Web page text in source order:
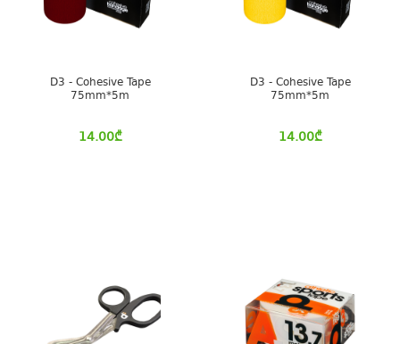
D3 - Cohesive Tape
75mm*5m
14.00₾
D3 - Cohesive Tape
75mm*5m
14.00₾